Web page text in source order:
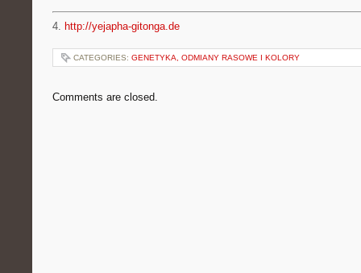
4. http://yejapha-gitonga.de
CATEGORIES: GENETYKA, ODMIANY RASOWE I KOLORY
Comments are closed.